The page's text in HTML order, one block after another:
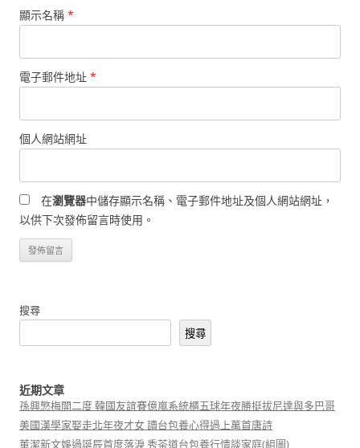
顯示名稱 *
電子郵件地址 *
個人網站網址
在瀏覽器中儲存顯示名稱、電子郵件地址及個人網站網址，
以供下次發佈留言時使用。
搜尋
搜尋
近期文章
孫興慜梅開二度 韓國友誼賽億嵐系統櫃五球年夜勝挺拔尼達與多巴哥
美國漢學家娶走北年夜才女 讀台包養心得過上萬首唐詩
董潔新文娛過誕辰首度落淚 秀茶道台包養行情談家庭(組圖)